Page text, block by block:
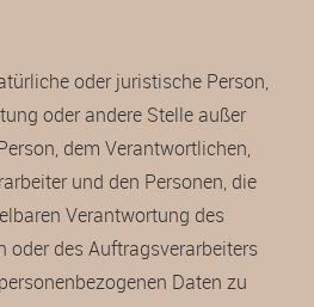
oder juristische Person,
oder andere Stelle außer
dem Verantwortlichen,
und den Personen, die
Verantwortung des
oder des Auftragsverarbeiters
Daten zu